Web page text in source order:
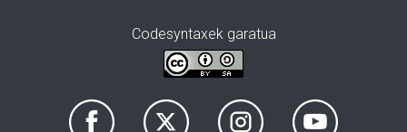
Codesyntaxek garatua